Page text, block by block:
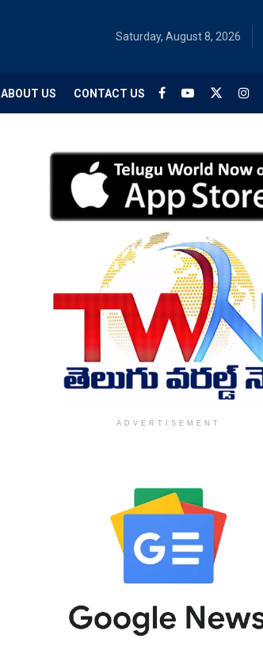
Saturday, August 8, 2026
ABOUT US CONTACT US
ADVERTISEMENT